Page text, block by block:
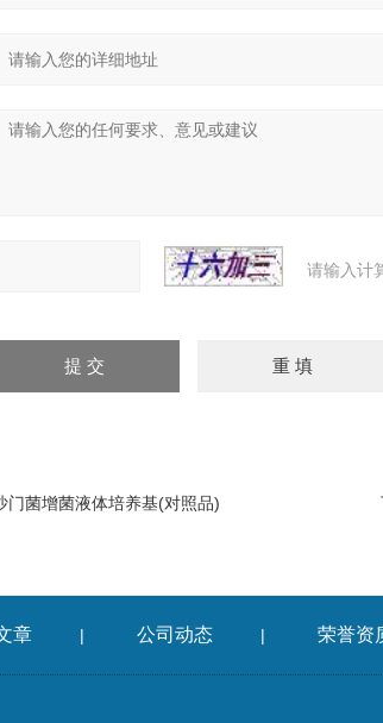
请输入计
门菌增菌液体培养基(对照品)
章 | 公司动态 | 荣誉资